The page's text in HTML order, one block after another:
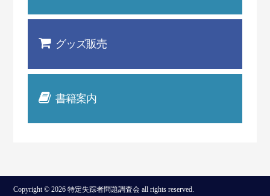
グッズ販売
書籍案内
Copyright © 2026 特定失踪者問題調査会 all rights reserved.